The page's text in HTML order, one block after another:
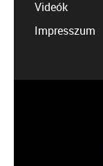
Videók
Impresszum